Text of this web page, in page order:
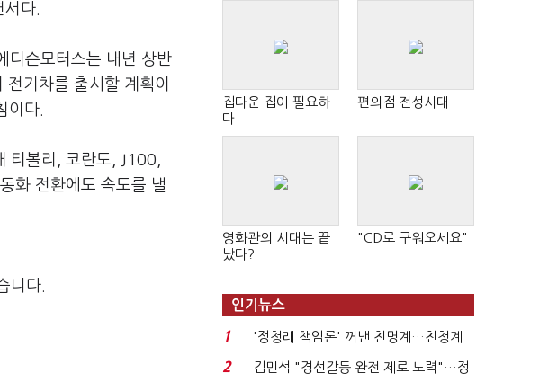
다.
디슨모터스는 내년 상반
기차를 출시할 계획이
이다.
티볼리, 코란도, J100,
화 전환에도 속도를 낼
니다.
집다운 집이 필요하
다
편의점 전성시대
영화관의 시대는 끝
났다?
"CD로 구워오세요"
인기뉴스
1
'정청래 책임론' 꺼낸 친명계…친청계
는 추가투표 때리기...
2
김민석 "경선갈등 완전 제로 노력"…정